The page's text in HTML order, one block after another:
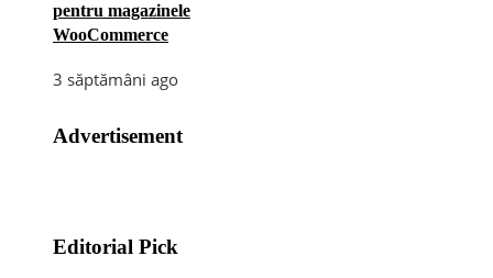
pentru magazinele
WooCommerce
3 săptămâni ago
Advertisement
Editorial Pick